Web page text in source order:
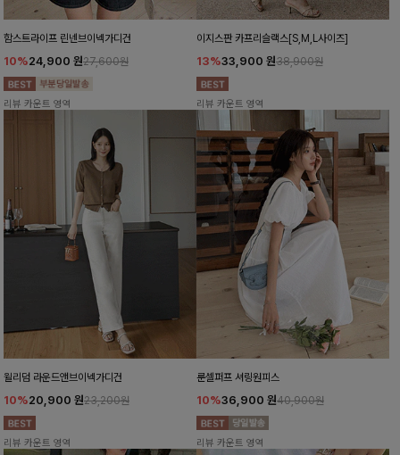
함스트라이프 린넨브이넥가디건
10%24,900 원27,600원
리뷰 카운트 영역
이지스판 카프리슬랙스[S,M,L사이즈]
13%33,900 원38,900원
리뷰 카운트 영역
윌리덤 라운드앤브이넥가디건
10%20,900 원23,200원
리뷰 카운트 영역
룬셀퍼프 셔링원피스
10%36,900 원40,900원
리뷰 카운트 영역